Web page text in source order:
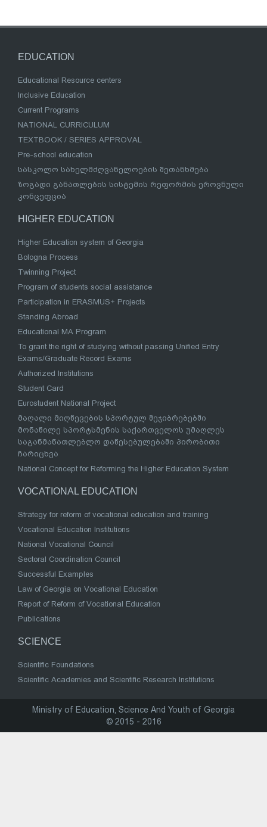
EDUCATION
Educational Resource centers
Inclusive Education
Current Programs
NATIONAL CURRICULUM
TEXTBOOK / SERIES APPROVAL
Pre-school education
სასკოლო სახელმძღვანელოების შეთანხმება
ზოგადი განათლების სისტემის რეფორმის ეროვნული
კონცეფცია
HIGHER EDUCATION
Higher Education system of Georgia
Bologna Process
Twinning Project
Program of students social assistance
Participation in ERASMUS+ Projects
Standing Abroad
Educational MA Program
To grant the right of studying without passing Unified Entry
Exams/Graduate Record Exams
Authorized Institutions
Student Card
Eurostudent National Project
მაღალი მიღწევების სპორტულ შეჯიბრებებში
მონაწილე სპორტსმენის საქართველოს უმაღლეს
საგანმანათლებლო დაწესებულებაში პირობითი
ჩარიცხვა
National Concept for Reforming the Higher Education System
VOCATIONAL EDUCATION
Strategy for reform of vocational education and training
Vocational Education Institutions
National Vocational Council
Sectoral Coordination Council
Successful Examples
Law of Georgia on Vocational Education
Report of Reform of Vocational Education
Publications
SCIENCE
Scientific Foundations
Scientific Academies and Scientific Research Institutions
Ministry of Education, Science And Youth of Georgia
© 2015 - 2016